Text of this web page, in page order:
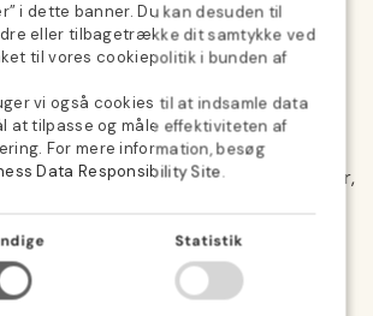
sin dybe lilla farve og sprøde struktur,
dekorativ og velsmagende tilføjelse
de rette rødkål frø kan du nemt
og robuste rødkål planter.
GERMAN
SWEDISH
NORWEGIAN
DUTCH
FRENCH
i dette banner. Du kan desuden til
eller tilbagetrække dit samtykke ved
til vores cookiepolitik i bunden af
vi også cookies til at indsamle data
at tilpasse og måle effektiviteten af
For mere information, besøg
Data Responsibility Site.
Statistik